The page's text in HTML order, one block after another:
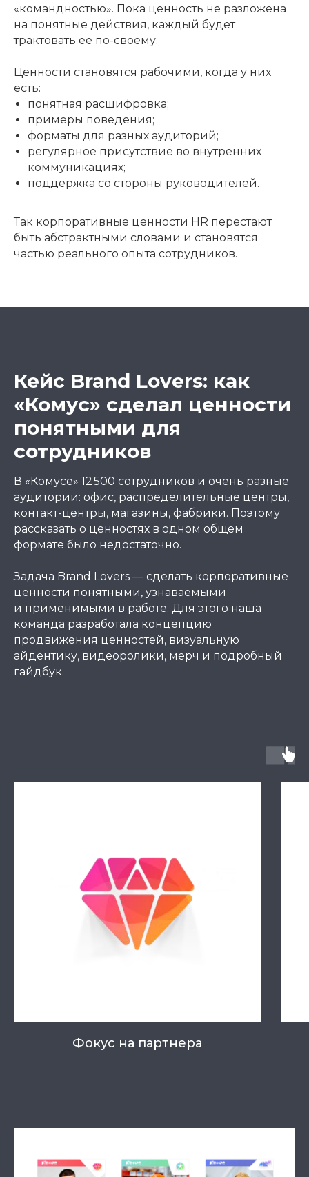
«командностью». Пока ценность не разложена
на понятные действия, каждый будет
трактовать ее по-своему.
Ценности становятся рабочими, когда у них
есть:
понятная расшифровка;
примеры поведения;
форматы для разных аудиторий;
регулярное присутствие во внутренних
коммуникациях;
поддержка со стороны руководителей.
Так корпоративные ценности HR перестают
быть абстрактными словами и становятся
частью реального опыта сотрудников.
Кейс Brand Lovers: как
«Комус» сделал ценности
понятными для
сотрудников
В «Комусе» 12 500 сотрудников и очень разные
аудитории: офис, распределительные центры,
контакт-центры, магазины, фабрики. Поэтому
рассказать о ценностях в одном общем
формате было недостаточно.
Задача Brand Lovers — сделать корпоративные
ценности понятными, узнаваемыми
и применимыми в работе. Для этого наша
команда разработала концепцию
продвижения ценностей, визуальную
айдентику, видеоролики, мерч и подробный
гайдбук.
Фокус на партнера